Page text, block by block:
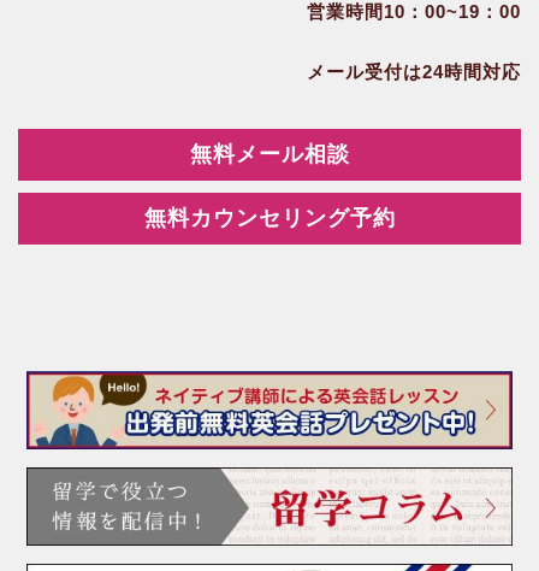
営業時間10：00~19：00
メール受付は24時間対応
無料メール相談
無料カウンセリング予約